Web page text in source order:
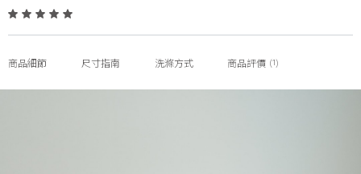
商品細節 尺寸指南 洗滌方式 商品評價 (1)